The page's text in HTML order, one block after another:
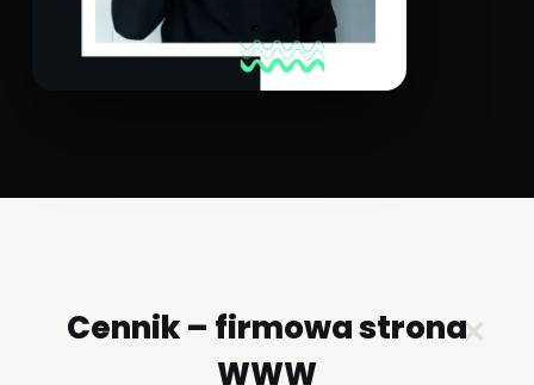
✕
Cennik – firmowa strona
WWW